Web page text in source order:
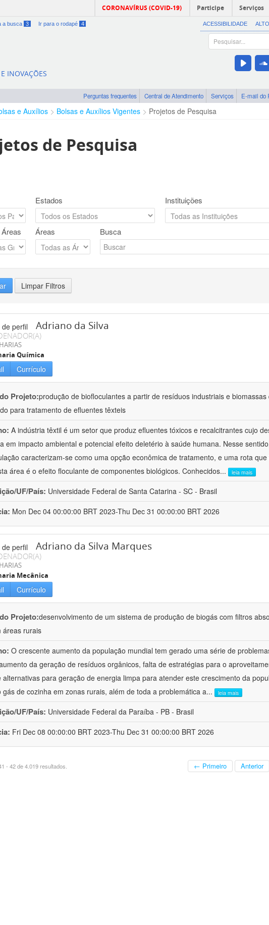
CORONAVÍRUS (COVID-19) Participe Serviços
a busca 3 Ir para o rodapé 4 ACESSIBILIDADE
INOVAÇÕES
Perguntas frequentes Central de Atendimento Serviços E-mail do
e Auxílios Bolsas e Auxílios Vigentes Projetos de Pesquisa
de Pesquisa
Estados Instituições
Áreas Busca
Limpar Filtros
Adriano da Silva
Química
Currículo
Projeto:produção de biofloculantes a partir de resíduos industriais e
para tratamento de efluentes têxteis
A indústria têxtil é um setor que produz efluentes tóxicos e recalcitrantes cujo
em impacto ambiental e potencial efeito deletério à saúde humana. Nesse
caracterizam-se como uma opção econômica de tratamento, e uma rota
área é o efeito floculante de componentes biológicos. Conhecidos... leia mais
UF/País: Universidade Federal de Santa Catarina - SC - Brasil
Mon Dec 04 00:00:00 BRT 2023-Thu Dec 31 00:00:00 BRT 2026
Adriano da Silva Marques
Mecânica
Currículo
Projeto:desenvolvimento de um sistema de produção de biogás com filtros
áreas rurais
O crescente aumento da população mundial tem gerado uma série de
da geração de resíduos orgânicos, falta de estratégias para o
alternativas para geração de energia limpa para atender este crescimento da
gás de cozinha em zonas rurais, além de toda a problemática a... leia mais
UF/País: Universidade Federal da Paraíba - PB - Brasil
Fri Dec 08 00:00:00 BRT 2023-Thu Dec 31 00:00:00 BRT 2026
- 42 de 4.019 resultados. ← Primeiro Anterior